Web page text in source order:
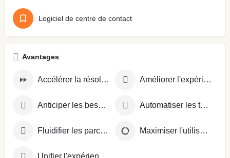
Logiciel de centre de contact
Avantages
Accélérer la résolution des problèmes Améliorer l'expérience client
Anticiper les besoins clients Automatiser les tâches répétitives
Fluidifier les parcours Maximiser l'utilisation des ressources
Unifier l'expérience sur tous les canaux